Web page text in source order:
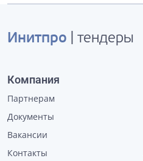
Инитпро | тендеры
Компания
Партнерам
Документы
Вакансии
Контакты